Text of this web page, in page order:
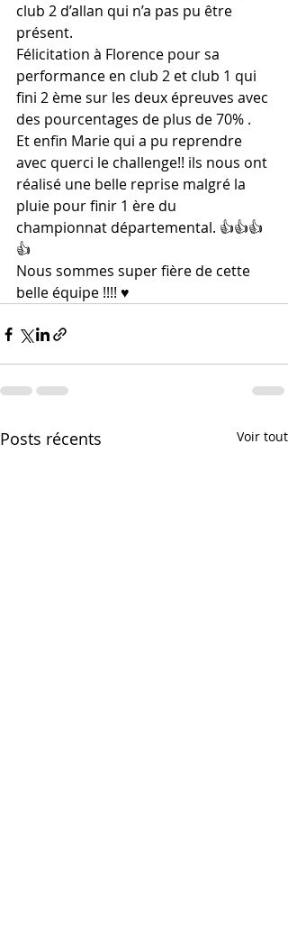
club 2 d’allan qui n’a pas pu être
présent.
Félicitation à Florence pour sa
performance en club 2 et club 1 qui
fini 2 ème sur les deux épreuves avec
des pourcentages de plus de 70% .
Et enfin Marie qui a pu reprendre
avec querci le challenge!! ils nous ont
réalisé une belle reprise malgré la
pluie pour finir 1 ère du
championnat départemental. 👍👍👍
👍
Nous sommes super fière de cette
belle équipe !!!! ♥️
Posts récents Voir tout